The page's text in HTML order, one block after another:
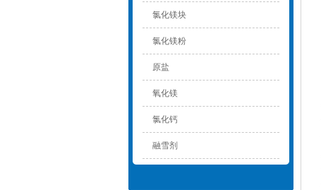
氯化镁块
氯化镁粉
原盐
氧化镁
氯化钙
融雪剂